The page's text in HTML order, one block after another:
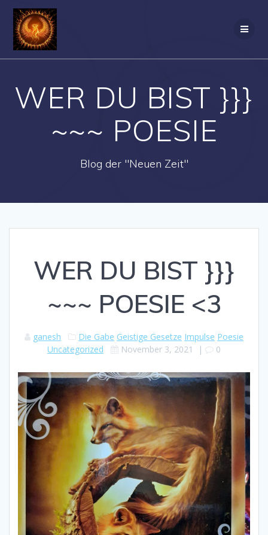
WER DU BIST }}}
~~~ POESIE
Blog der "Neuen Zeit"
WER DU BIST }}}
~~~ POESIE <3
ganesh Die Gabe Geistige Gesetze Impulse Poesie
Uncategorized
November 3, 2021 | 0